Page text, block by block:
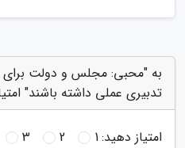
به "محبی: مجلس و دولت
تدبیری عملی داشته باشند"
امتیاز دهید:1
2
3